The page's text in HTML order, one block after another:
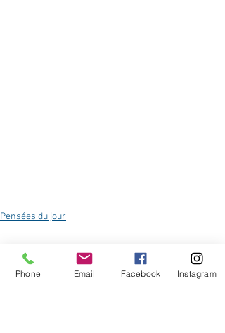
Pensées du jour
Phone Email Facebook Instagram